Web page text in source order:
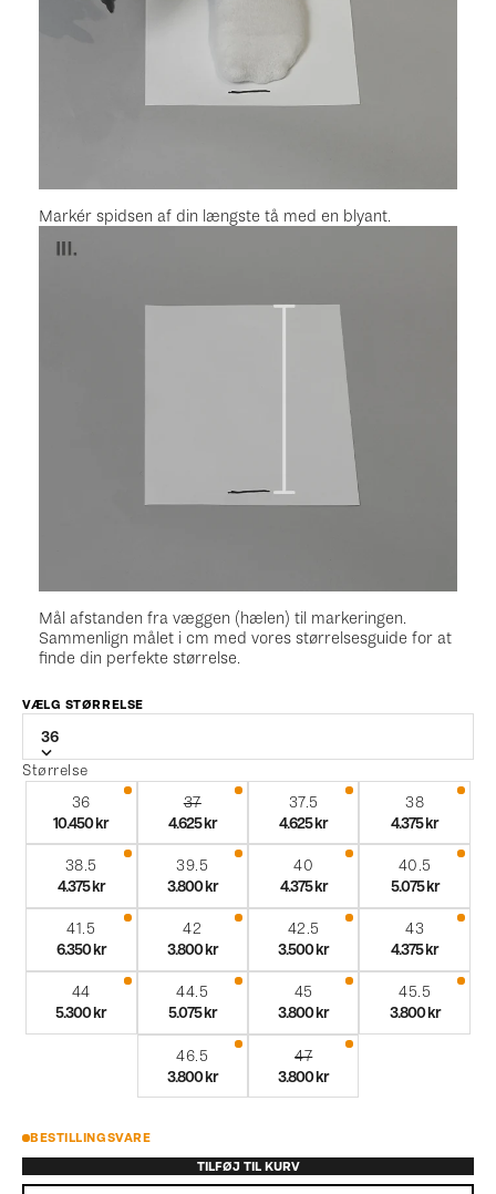
Markér spidsen af din længste tå med en blyant.
Mål afstanden fra væggen (hælen) til markeringen.
Sammenlign målet i cm med vores størrelsesguide for at
finde din perfekte størrelse.
VÆLG STØRRELSE
36
Størrelse
36
10.450 kr
37
4.625 kr
37.5
4.625 kr
38
4.375 kr
38.5
4.375 kr
39.5
3.800 kr
40
4.375 kr
40.5
5.075 kr
41.5
6.350 kr
42
3.800 kr
42.5
3.500 kr
43
4.375 kr
44
5.300 kr
44.5
5.075 kr
45
3.800 kr
45.5
3.800 kr
46.5
3.800 kr
47
3.800 kr
BESTILLINGSVARE
TILFØJ TIL KURV